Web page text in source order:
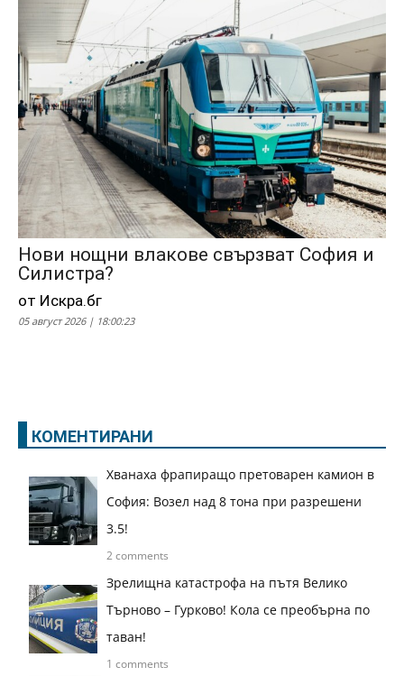
Нови нощни влакове свързват София и
Силистра?
от Искра.бг
05 август 2026 | 18:00:23
КОМЕНТИРАНИ
Хванаха фрапиращо претоварен камион в
София: Возел над 8 тона при разрешени
3.5!
2 comments
Зрелищна катастрофа на пътя Велико
Търново – Гурково! Кола се преобърна по
таван!
1 comments